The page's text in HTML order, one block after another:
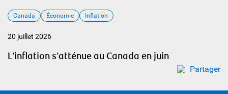
Canada Économie Inflation
20 juillet 2026
L’inflation s’atténue au Canada en juin
Partager